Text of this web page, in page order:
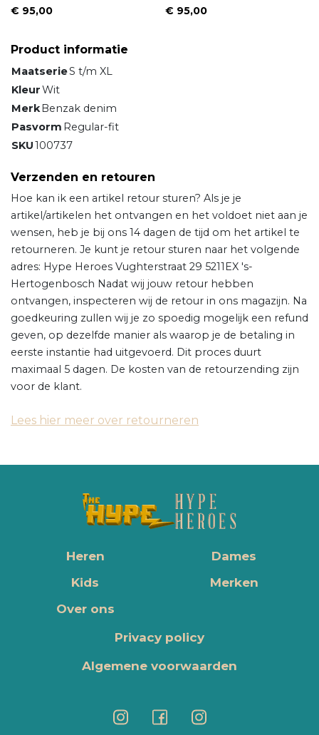
€ 95,00 € 95,00
Product informatie
MaatserieS t/m XL
KleurWit
MerkBenzak denim
Pasvorm Regular-fit
SKU100737
Verzenden en retouren
Hoe kan ik een artikel retour sturen? Als je je
artikel/artikelen het ontvangen en het voldoet niet aan je
wensen, heb je bij ons 14 dagen de tijd om het artikel te
retourneren. Je kunt je retour sturen naar het volgende
adres: Hype Heroes Vughterstraat 29 5211EX 's-
Hertogenbosch Nadat wij jouw retour hebben
ontvangen, inspecteren wij de retour in ons magazijn. Na
goedkeuring zullen wij je zo spoedig mogelijk een refund
geven, op dezelfde manier als waarop je de betaling in
eerste instantie had uitgevoerd. Dit proces duurt
maximaal 5 dagen. De kosten van de retourzending zijn
voor de klant.
Lees hier meer over retourneren
Heren
Dames
Kids
Merken
Over ons
Privacy policy
Algemene voorwaarden